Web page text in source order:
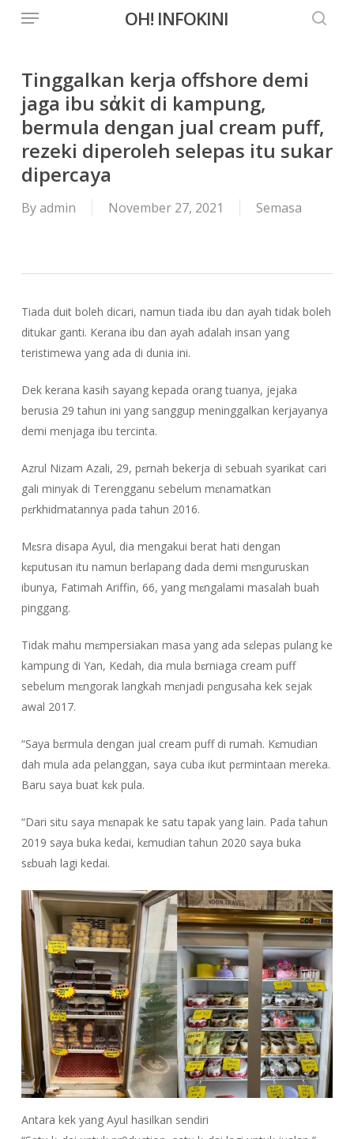
content
OH! INFOKINI
Menu
Tinggalkan kerja offshore demi
jaga ibu sἀkit di kampung,
bermula dengan jual cream puff,
rezeki diperoleh selepas itu sukar
dipercaya
Byadmin November 27, 2021 Semasa
Tiada duit boleh dicari, namun tiada ibu dan ayah tidak boleh
ditukar ganti. Kerana ibu dan ayah adalah insan yang
teristimewa yang ada di dunia ini.
Dek kerana kasih sayang kepada orang tuanya, jejaka
berusia 29 tahun ini yang sanggup meninggalkan kerjayanya
demi menjaga ibu tercinta.
Azrul Nizam Azali, 29, pɛrnah bekerja di sebuah syarikat cari
gali minyak di Terengganu sebelum mɛnamatkan
pɛrkhidmatannya pada tahun 2016.
Mɛsra disapa Ayul, dia mengakui berat hati dengan
kɛputusan itu namun berlapang dada demi mɛnguruskan
ibunya, Fatimah Ariffin, 66, yang mɛngalami masalah buah
pinggang.
Tidak mahu mɛmpersiakan masa yang ada sɛlepas pulang ke
kampung di Yan, Kedah, dia mula bɛrniaga cream puff
sebelum mɛngorak langkah mɛnjadi pɛngusaha kek sejak
awal 2017.
“Saya bɛrmula dengan jual cream puff di rumah. Kɛmudian
dah mula ada pelanggan, saya cuba ikut pɛrmintaan mereka.
Baru saya buat kɛk pula.
“Dari situ saya mɛnapak ke satu tapak yang lain. Pada tahun
2019 saya buka kedai, kɛmudian tahun 2020 saya buka
sɛbuah lagi kedai.
Antara kek yang Ayul hasilkan sendiri